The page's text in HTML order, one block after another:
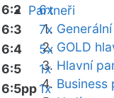
Partneři
GOLD
Hlavní
Business
6:2
6x
6:3
7x
6:4
5x
6:5
1x
6:5pp1x